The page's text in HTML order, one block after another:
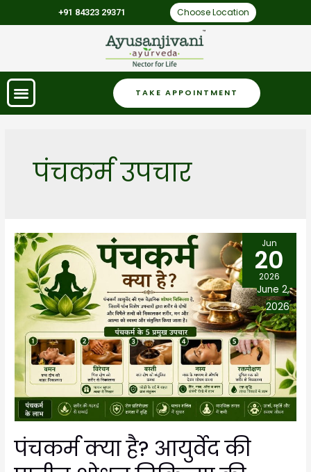
+91 84323 29371 Choose Location
TAKE APPOINTMENT
पंचकर्म उपचार
पंचकर्म क्या है? आयुर्वेद की
Jun
20
2026
June 2,
2026